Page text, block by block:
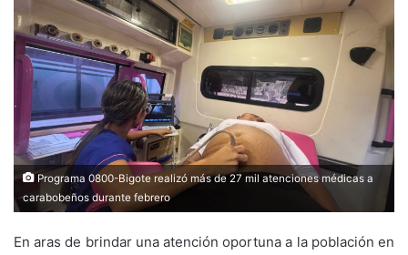
Programa 0800-Bigote realizó más de 27 mil atenciones médicas a
carabobeños durante febrero
En aras de brindar una atención oportuna a la población en